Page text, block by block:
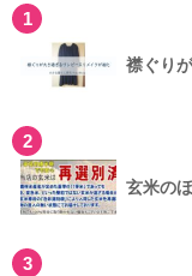
1
襟ぐり
2
玄米の
3